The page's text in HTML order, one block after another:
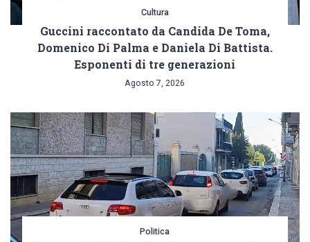
Cultura
Guccini raccontato da Candida De Toma,
Domenico Di Palma e Daniela Di Battista.
Esponenti di tre generazioni
Agosto 7, 2026
Politica